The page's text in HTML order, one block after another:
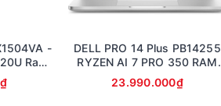
-
Ram
15,6inch
DELL PRO 14 Plus PB14255
RYZEN AI 7 PRO 350 RAM
32GB SSD 512GB AMD
RADEON 860M GRAPHICS
23.990.000₫